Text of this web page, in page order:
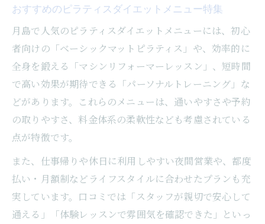
おすすめのピラティスダイエットメニュー特集
月島で人気のピラティスダイエットメニューには、初心
者向けの「ベーシックマットピラティス」や、効率的に
全身を鍛える「マシンリフォーマーレッスン」、短時間
で高い効果が期待できる「パーソナルトレーニング」な
どがあります。これらのメニューは、通いやすさや予約
の取りやすさ、料金体系の柔軟性なども考慮されている
点が特徴です。
また、仕事帰りや休日に利用しやすい夜間営業や、都度
払い・月額制などライフスタイルに合わせたプランも充
実しています。口コミでは「スタッフが親切で安心して
通える」「体験レッスンで雰囲気を確認できた」といっ